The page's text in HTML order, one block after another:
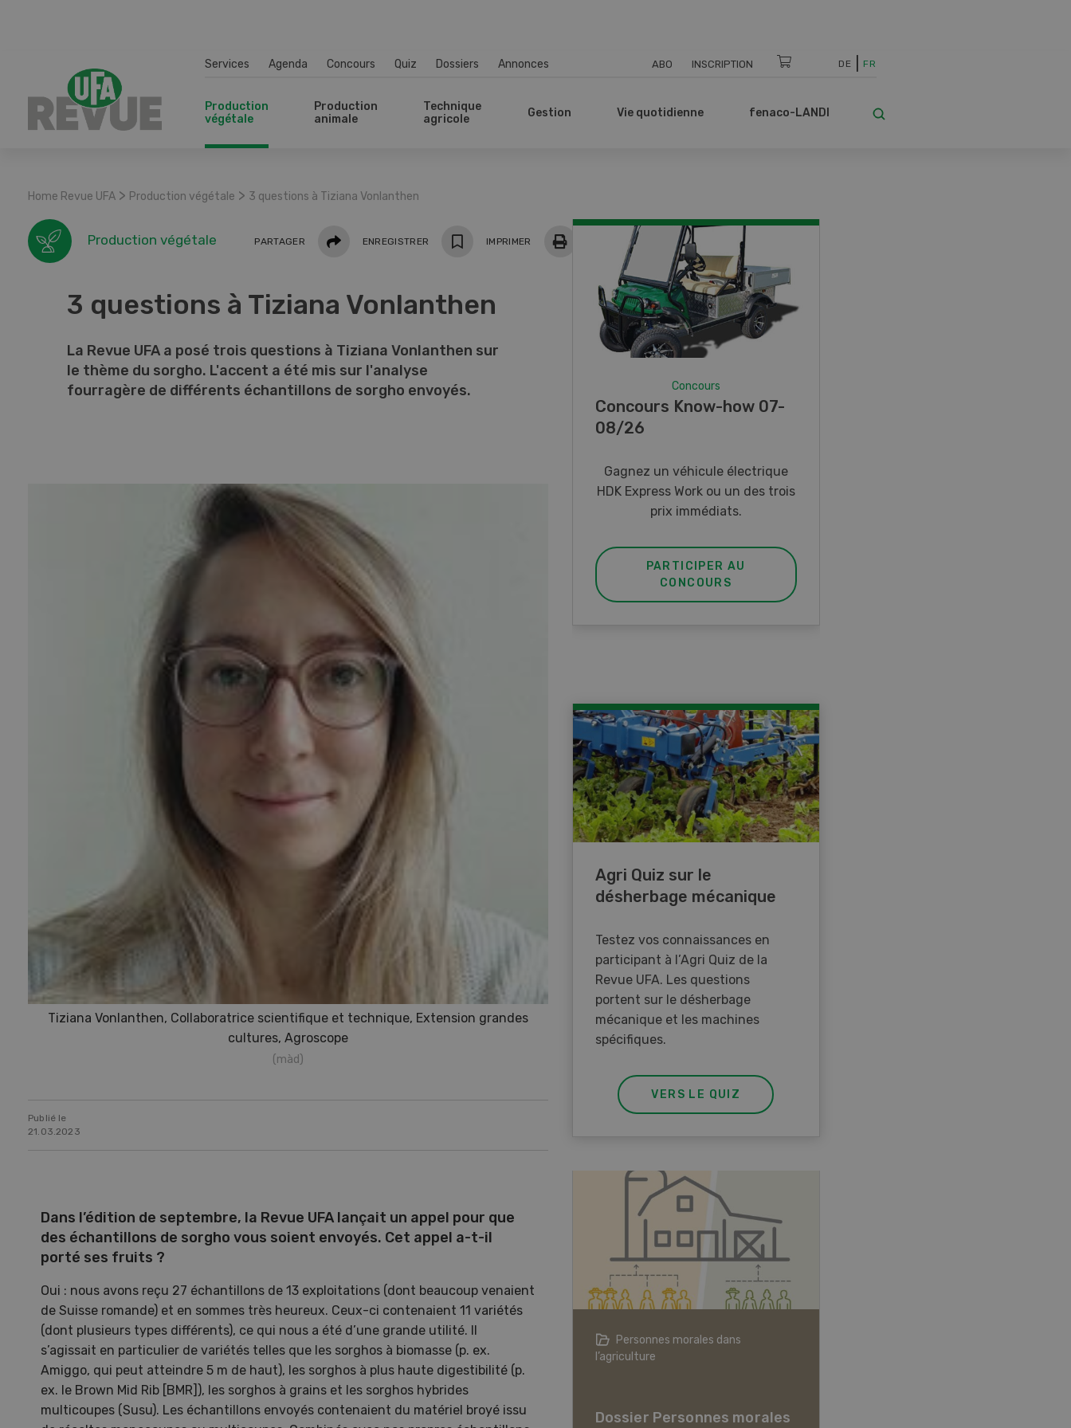
Services Agenda Concours Quiz Dossiers Annonces ABO INSCRIPTION DE FR
Production
végétale
Production
animale
Technique
agricole
Gestion Vie quotidienne fenaco-LANDI
Home Revue UFA > Production végétale > 3 questions à Tiziana Vonlanthen
Production végétale PARTAGER PartagerENREGISTRER IMPRIMER
3 questions à Tiziana Vonlanthen
La Revue UFA a posé trois questions à Tiziana Vonlanthen sur
le thème du sorgho. L'accent a été mis sur l'analyse
fourragère de différents échantillons de sorgho envoyés.
Tiziana Vonlanthen, Collaboratrice scientifique et technique, Extension grandes
cultures, Agroscope
(màd)
Publié le
21.03.2023
Dans l’édition de septembre, la Revue UFA lançait un appel pour que
des échantillons de sorgho vous soient envoyés. Cet appel a-t-il
porté ses fruits ?
Oui : nous avons reçu 27 échantillons de 13 exploitations (dont beaucoup venaient
de Suisse romande) et en sommes très heureux. Ceux-ci contenaient 11 variétés
(dont plusieurs types différents), ce qui nous a été d’une grande utilité. Il
s’agissait en particulier de variétés telles que les sorghos à biomasse (p. ex.
Amiggo, qui peut atteindre 5 m de haut), les sorghos à plus haute digestibilité (p.
ex. le Brown Mid Rib [BMR]), les sorghos à grains et les sorghos hybrides
multicoupes (Susu). Les échantillons envoyés contenaient du matériel broyé issu
Concours
Concours Know-how 07-
08/26
Gagnez un véhicule électrique
HDK Express Work ou un des trois
prix immédiats.
PARTICIPER AU
CONCOURS
Agri Quiz sur le
désherbage mécanique
Testez vos connaissances en
participant à l’Agri Quiz de la
Revue UFA. Les questions
portent sur le désherbage
mécanique et les machines
spécifiques.
VERS LE QUIZ
Une ferme entre de nouvelles
mains
Une ferme entre de
L’agriculture à l’ère du changement
climatique
Dossier L’agriculture à l’ère
du changement climatique
Personnes morales dans
l’agriculture
Dossier Personnes morales